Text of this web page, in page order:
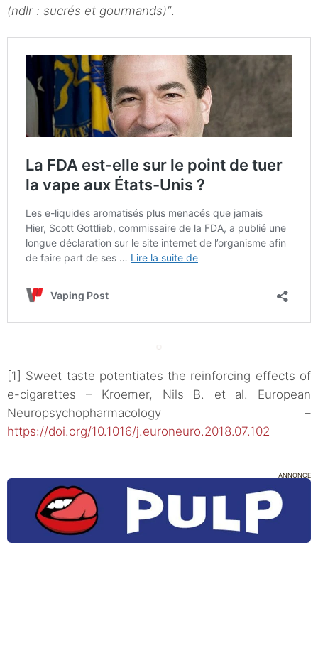
(ndlr : sucrés et gourmands)”.
[1] Sweet taste potentiates the reinforcing effects of
e-cigarettes – Kroemer, Nils B. et al. European
Neuropsychopharmacology –
https://doi.org/10.1016/j.euroneuro.2018.07.102
ANNONCE